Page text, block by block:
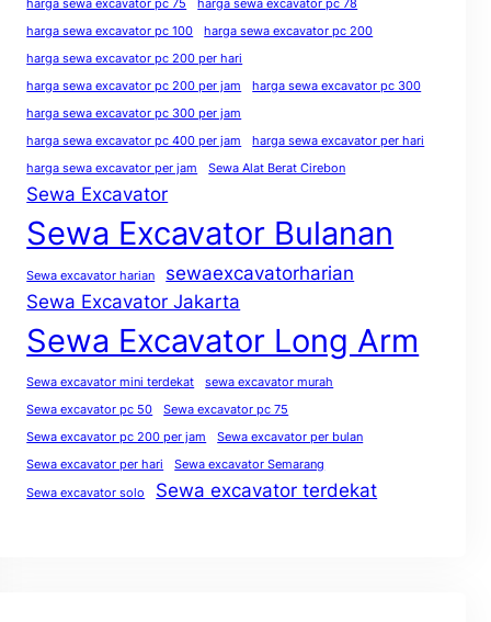
harga sewa excavator pc 75
harga sewa excavator pc 78
harga sewa excavator pc 100
harga sewa excavator pc 200
harga sewa excavator pc 200 per hari
harga sewa excavator pc 200 per jam
harga sewa excavator pc 300
harga sewa excavator pc 300 per jam
harga sewa excavator pc 400 per jam
harga sewa excavator per hari
harga sewa excavator per jam
Sewa Alat Berat Cirebon
Sewa Excavator
Sewa Excavator Bulanan
Sewa excavator harian
sewaexcavatorharian
Sewa Excavator Jakarta
Sewa Excavator Long Arm
Sewa excavator mini terdekat
sewa excavator murah
Sewa excavator pc 50
Sewa excavator pc 75
Sewa excavator pc 200 per jam
Sewa excavator per bulan
Sewa excavator per hari
Sewa excavator Semarang
Sewa excavator solo
Sewa excavator terdekat